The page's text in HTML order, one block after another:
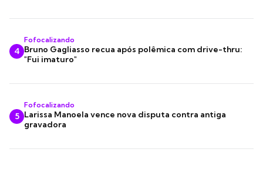
4
Fofocalizando
Bruno Gagliasso recua após polêmica com drive-thru:
"Fui imaturo"
5
Fofocalizando
Larissa Manoela vence nova disputa contra antiga
gravadora